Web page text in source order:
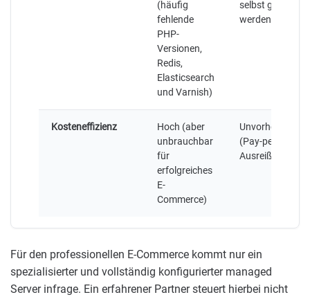
(häufig
fehlende
PHP-
Versionen,
Redis,
Elasticsearch
und Varnish)
selbst gebaut
werden
Kosteneffizienz
Hoch (aber
unbrauchbar
für
erfolgreiches
E-
Commerce)
Unvorhersehbar
(Pay-per-Use
Ausreißer)
Für den professionellen E-Commerce kommt nur ein
spezialisierter und vollständig konfigurierter managed
Server infrage. Ein erfahrener Partner steuert hierbei nicht